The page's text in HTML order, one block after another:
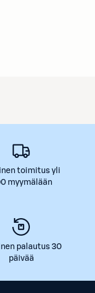
toimitus yli
myymälään
palautus 30
päivää